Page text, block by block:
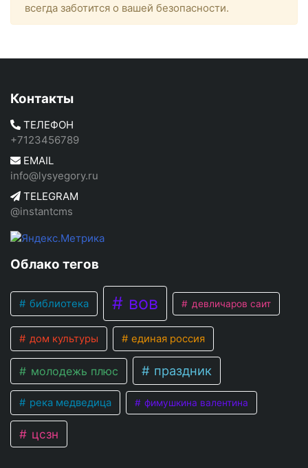
всегда заботится о вашей безопасности.
Контакты
ТЕЛЕФОН
+7123456789
EMAIL
info@lysyegory.ru
TELEGRAM
@instantcms
Облако тегов
библиотека вов девличаров саит
дом культуры единая россия
молодежь плюс праздник
река медведица фимушкина валентина
цсзн